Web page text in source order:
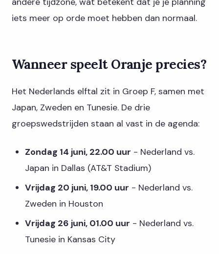
iets meer op orde moet hebben dan normaal.
Wanneer speelt Oranje precies?
Het Nederlands elftal zit in Groep F, samen met
Japan, Zweden en Tunesie. De drie
groepswedstrijden staan al vast in de agenda:
Zondag 14 juni, 22.00 uur - Nederland vs.
Japan in Dallas (AT&T Stadium)
Vrijdag 20 juni, 19.00 uur - Nederland vs.
Zweden in Houston
Vrijdag 26 juni, 01.00 uur - Nederland vs.
Tunesie in Kansas City